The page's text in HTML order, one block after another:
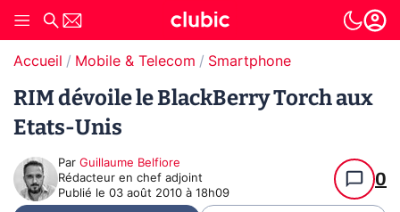
Accueil Mobile & Telecom Smartphone
RIM dévoile le BlackBerry Torch aux
Etats-Unis
Par Guillaume Belfiore
Rédacteur en chef adjoint
Publié le 03 août 2010 à 18h09
0